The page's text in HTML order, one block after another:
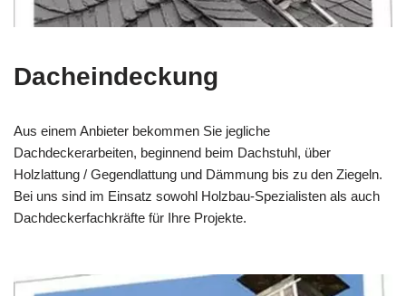
Dacheindeckung
Aus einem Anbieter bekommen Sie jegliche
Dachdeckerarbeiten, beginnend beim Dachstuhl, über
Holzlattung / Gegendlattung und Dämmung bis zu den Ziegeln.
Bei uns sind im Einsatz sowohl Holzbau-Spezialisten als auch
Dachdeckerfachkräfte für Ihre Projekte.